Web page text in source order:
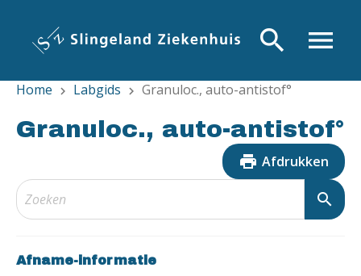
inhoud
menu
search
Home chevron_right Labgids chevron_right Granuloc., auto-antistof°
Granuloc., auto-antistof°
print Afdrukken
search
Afname-informatie